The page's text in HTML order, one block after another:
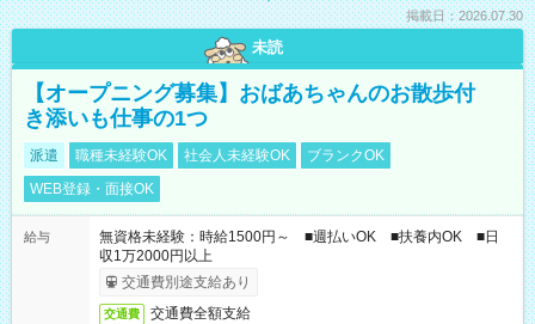
掲載日：2026.07.30
未読
【オープニング募集】おばあちゃんのお散歩付
き添いも仕事の1つ
派遣 職種未経験OK 社会人未経験OK
ブランクOK
WEB登録・面接OK
給与
無資格未経験：時給1500円～ ■週払いOK ■扶養内OK ■日
収1万2000円以上
交通費別途支給あり
交通費 交通費全額支給